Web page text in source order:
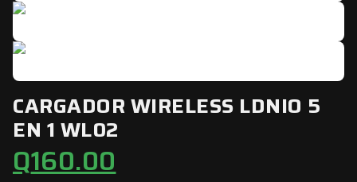
CARGADOR WIRELESS LDNIO 5
EN 1 WL02
Q160.00